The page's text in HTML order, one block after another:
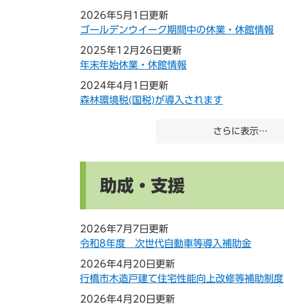
2026年5月1日更新
ゴールデンウイーク期間中の休業・休館情報
2025年12月26日更新
年末年始休業・休館情報
2024年4月1日更新
森林環境税(国税)が導入されます
さらに表示…
助成・支援
2026年7月7日更新
令和8年度 次世代自動車等導入補助金
2026年4月20日更新
行橋市木造戸建て住宅性能向上改修等補助制度
2026年4月20日更新